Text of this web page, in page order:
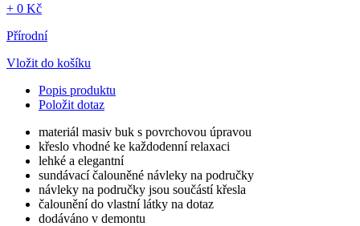
+ 0 Kč
Přírodní
Vložit do košíku
Popis produktu
Položit dotaz
materiál masiv buk s povrchovou úpravou
křeslo vhodné ke každodenní relaxaci
lehké a elegantní
sundávací čalouněné návleky na područky
návleky na područky jsou součástí křesla
čalounění do vlastní látky na dotaz
dodáváno v demontu